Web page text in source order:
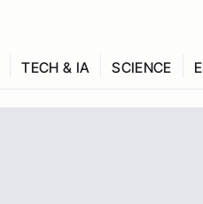
TECH & IA SCIENCE